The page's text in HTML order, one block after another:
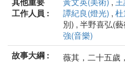
工作人員 :
譚紀良(燈光) ,
別) , 半野喜弘(
強(音樂)
故事大綱 :
薇其，二十五歲